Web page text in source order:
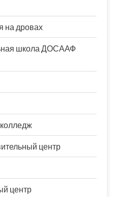
на дровах
школа ДОСААФ
центр
центр